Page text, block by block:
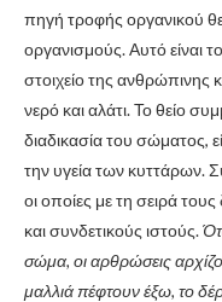
πηγή τροφής οργανικού
οργανισμούς. Αυτό είναι
στοιχείο της ανθρώπινης
νερό και αλάτι. Το θείο
διαδικασία του σώματος,
την υγεία των κυττάρων.
οι οποίες με τη σειρά
και συνδετικούς ιστούς.
σώμα, οι αρθρώσεις
μαλλιά πέφτουν έξω, το